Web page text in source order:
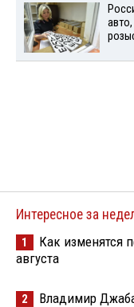
Интересное за
1
Как изменятся
августа
2 Владимир